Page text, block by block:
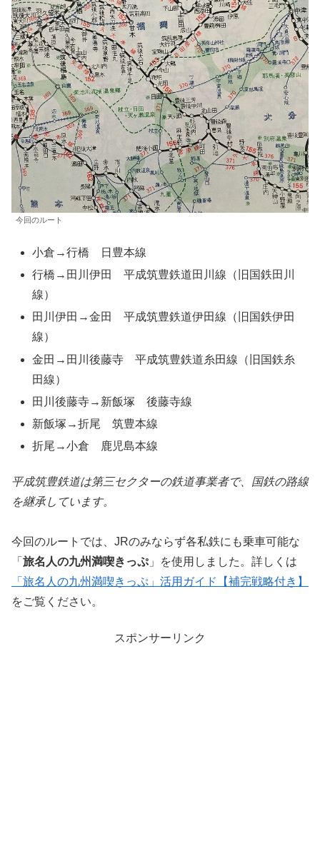
今回のルート
小倉→行橋 日豊本線
行橋→田川伊田 平成筑豊鉄道田川線（旧国鉄田川
線）
田川伊田→金田 平成筑豊鉄道伊田線（旧国鉄伊田
線）
金田→田川後藤寺 平成筑豊鉄道糸田線（旧国鉄糸
田線）
田川後藤寺→新飯塚 後藤寺線
新飯塚→折尾 筑豊本線
折尾→小倉 鹿児島本線
平成筑豊鉄道は第三セクターの鉄道事業者で、国鉄の路線
を継承しています。
今回のルートでは、JRのみならず各私鉄にも乗車可能な
「 旅名人の九州満喫きっぷ」を使用しました。詳しくは
「旅名人の九州満喫きっぷ」活用ガイド【補完戦略付き】
をご覧ください。
スポンサーリンク